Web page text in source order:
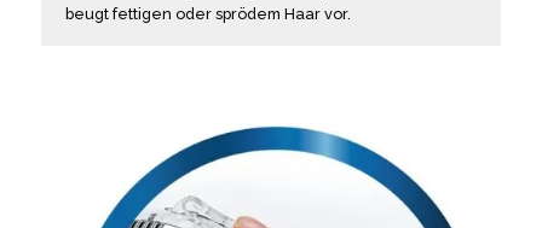
beugt fettigen oder sprödem Haar vor.